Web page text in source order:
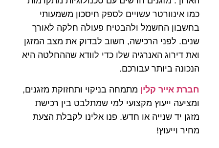
כמו אינוורטר עשויים לספק חיסכון משמעותי
בחשבון החשמל ולהבטיח פעולה חלקה לאורך
שנים. לפני הרכישה, חשוב לבדוק את מצב המזגן
ואת דירוג האנרגיה שלו כדי לוודא שההחלטה היא
הנכונה ביותר עבורכם.
חברת אייר קלין מתמחה בניקוי ותחזוקת מזגנים,
ומציעה ייעוץ מקצועי למי שמתלבט בין רכישת
מזגן יד שנייה או חדש. פנו אלינו לקבלת הצעת
מחיר וייעוץ!